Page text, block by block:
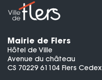
Mairie de Flers
Hôtel de Ville
Avenue du château
CS 70229 61104 Flers Cedex